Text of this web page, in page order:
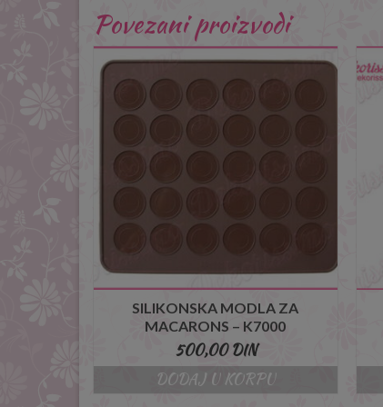
Povezani proizvodi
SILIKONSKA MODLA ZA
MACARONS – K7000
500,00DIN
DODAJ U KORPU